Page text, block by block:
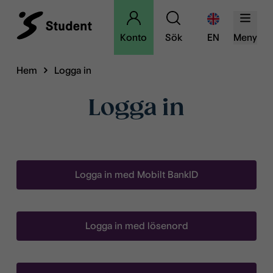
Konto Sök EN Meny
Hem Logga in
Logga in
Logga in med Mobilt BankID
Logga in med lösenord